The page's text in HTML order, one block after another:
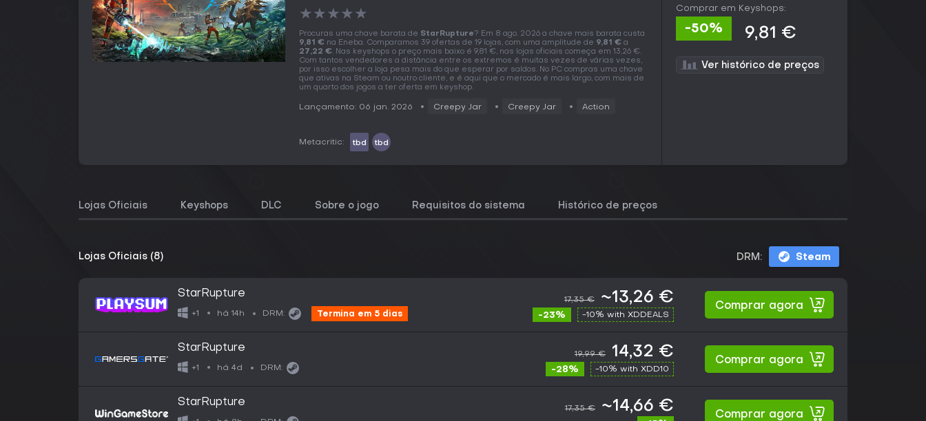
★★★★★
Procuras uma chave barata de StarRupture? Em 8 ago. 2026 a chave mais barata custa
9,81 € na Eneba. Comparamos 39 ofertas de 19 lojas, com uma amplitude de 9,81 € a
27,22 €. Nas keyshops o preço mais baixo é 9,81 €, nas lojas oficiais começa em 13,26 €.
Com tantos vendedores a distância entre os extremos é muitas vezes de várias vezes,
por isso escolher a loja pesa mais do que esperar por saldos. No PC compras uma chave
que ativas na Steam ou noutro cliente, e é aqui que o mercado é mais largo, com mais de
um quarto dos jogos a ter oferta em keyshop.
Lançamento: 06 jan. 2026 Creepy Jar Creepy Jar Action
Metacritic: tbd tbd
Comprar em Keyshops:
-50% 9,81 €
Ver histórico de preços
Lojas Oficiais Keyshops DLC Sobre o jogo Requisitos do sistema Histórico de preços
Lojas Oficiais (8) DRM: Steam
StarRupture
+1 há 14h DRM: Termina em 5 dias
17,35 € ~13,26 €
-23% -10% with XDDEALS
Comprar agora
StarRupture
+1 há 4d DRM:
19,99 € 14,32 €
-28% -10% with XDD10
Comprar agora
StarRupture
17,35 € ~14,66 €
Comprar agora